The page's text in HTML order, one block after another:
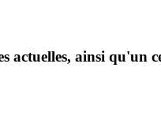
actuelles, ainsi qu'un